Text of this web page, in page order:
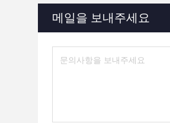
메일을 보내주세요